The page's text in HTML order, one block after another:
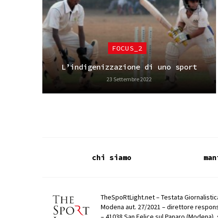
FOCUS_2
L’indigenizzazione di uno sport
23 Settembre 2022
chi siamo
TheSpoRtLight.net – Testata
Modena aut. 27/2021 – direttore